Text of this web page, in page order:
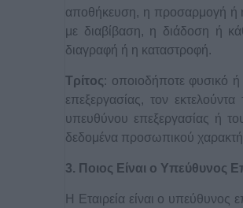
αποθήκευση, η προσαρμογή ή
με διαβίβαση, η διάδοση ή
διαγραφή ή η καταστροφή.
Τρίτος: οποιοδήποτε φυσικό
επεξεργασίας, τον
υπευθύνου επεξεργασίας ή
δεδομένα προσωπικού
3. Ποιος Είναι ο Υπεύθυνος
Η Εταιρεία είναι ο υπεύθυνος